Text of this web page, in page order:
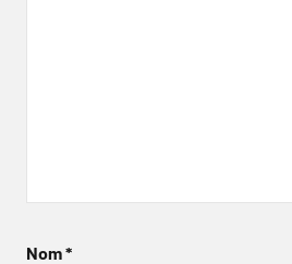
Nom*